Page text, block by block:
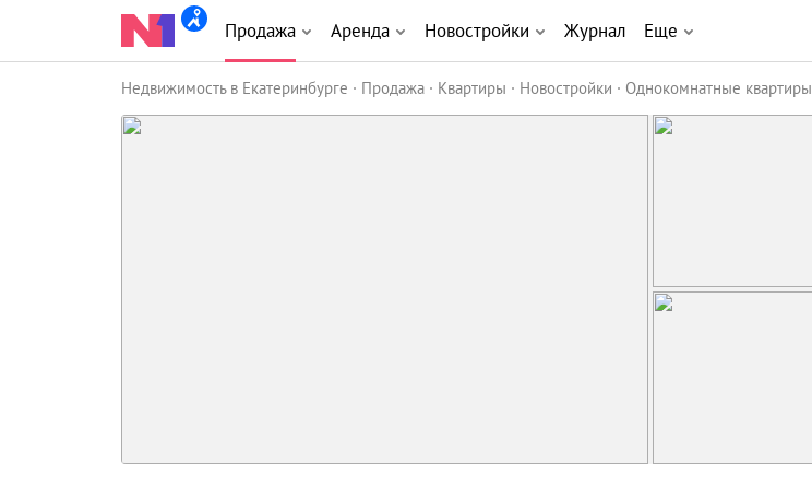
Продажа Аренда Новостройки Журнал Еще
Недвижимость в Екатеринбурге Продажа Квартиры Новостройки Однокомнатные квартиры